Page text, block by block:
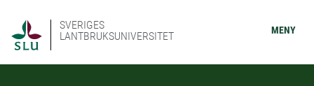
SVERIGES
LANTBRUKSUNIVERSITET
MENY